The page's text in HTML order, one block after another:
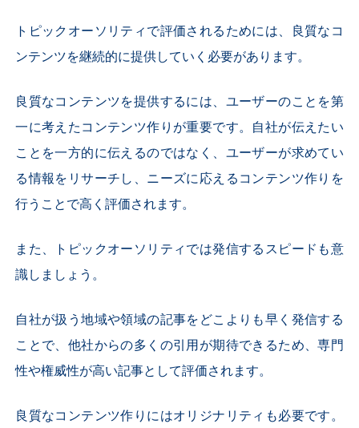
トピックオーソリティで評価されるためには、良質なコ
ンテンツを継続的に提供していく必要があります。
良質なコンテンツを提供するには、ユーザーのことを第
一に考えたコンテンツ作りが重要です。自社が伝えたい
ことを一方的に伝えるのではなく、ユーザーが求めてい
る情報をリサーチし、ニーズに応えるコンテンツ作りを
行うことで高く評価されます。
また、トピックオーソリティでは発信するスピードも意
識しましょう。
自社が扱う地域や領域の記事をどこよりも早く発信する
ことで、他社からの多くの引用が期待できるため、専門
性や権威性が高い記事として評価されます。
良質なコンテンツ作りにはオリジナリティも必要です。